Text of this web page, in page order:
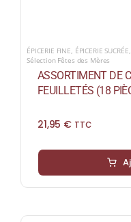
ÉPICERIE FINE ÉPICERIE SUCRÉE
Sélection Fêtes des Mères
ASSORTIMENT DE
FEUILLETÉS (18
21,95 € TTC